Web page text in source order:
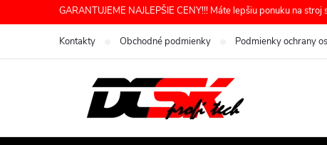
na
GARANTUJEME NAJLEPŠIE CENY!!! Máte lepšiu ponuku na
Kontakty Obchodné podmienky Podmienky ochrany